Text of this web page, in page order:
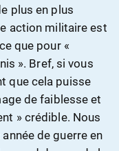
plus en plus
action militaire est
que pour «
». Bref, si vous
que cela puisse
de faiblesse et
» crédible. Nous
de guerre en